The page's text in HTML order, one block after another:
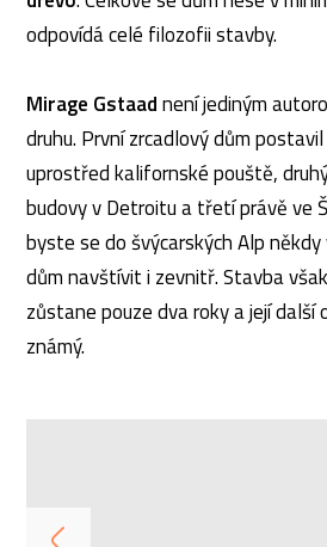
odpovídá celé filozofii stavby.
Mirage Gstaadnení jediným
druhu. První zrcadlový dům postavil
uprostřed kalifornské pouště,
budovy v Detroitu a třetí právě ve
byste se do švýcarských Alp
dům navštívit i zevnitř. Stavba
zůstane pouze dva roky a její další
známý.